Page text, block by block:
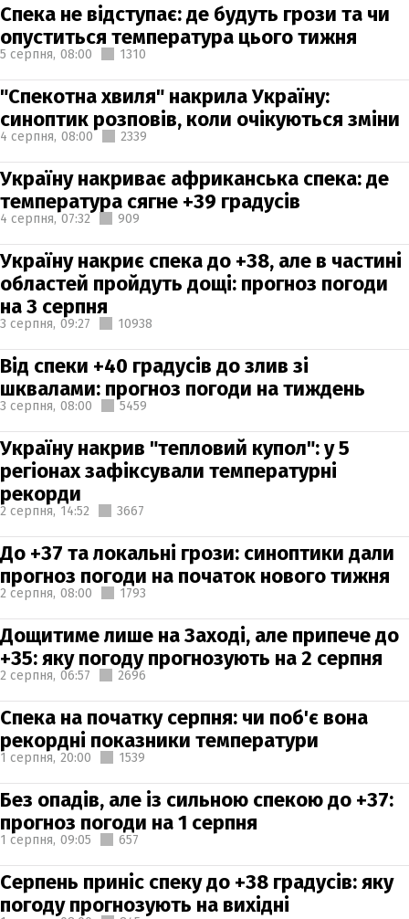
Спека не відступає: де будуть грози та чи
опуститься температура цього тижня
5 серпня, 08:00 1310
"Спекотна хвиля" накрила Україну:
синоптик розповів, коли очікуються зміни
4 серпня, 08:00 2339
Україну накриває африканська спека: де
температура сягне +39 градусів
4 серпня, 07:32 909
Україну накриє спека до +38, але в частині
областей пройдуть дощі: прогноз погоди
на 3 серпня
3 серпня, 09:27 10938
Від спеки +40 градусів до злив зі
шквалами: прогноз погоди на тиждень
3 серпня, 08:00 5459
Україну накрив "тепловий купол": у 5
регіонах зафіксували температурні
рекорди
2 серпня, 14:52 3667
До +37 та локальні грози: синоптики дали
прогноз погоди на початок нового тижня
2 серпня, 08:00 1793
Дощитиме лише на Заході, але припече до
+35: яку погоду прогнозують на 2 серпня
2 серпня, 06:57 2696
Спека на початку серпня: чи поб'є вона
рекордні показники температури
1 серпня, 20:00 1539
Без опадів, але із сильною спекою до +37:
прогноз погоди на 1 серпня
1 серпня, 09:05 657
Серпень приніс спеку до +38 градусів: яку
погоду прогнозують на вихідні